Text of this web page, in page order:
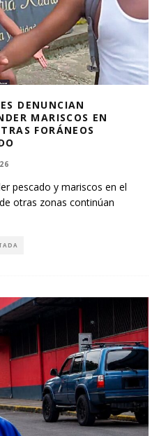
DENUNCIAN
MARISCOS EN
FORÁNEOS
pescado y mariscos en el
otras zonas continúan